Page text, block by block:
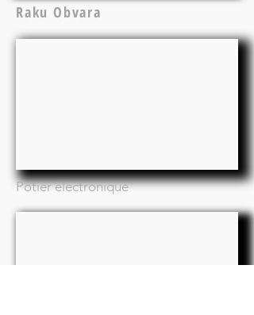
Raku Obvara
Potier électronique